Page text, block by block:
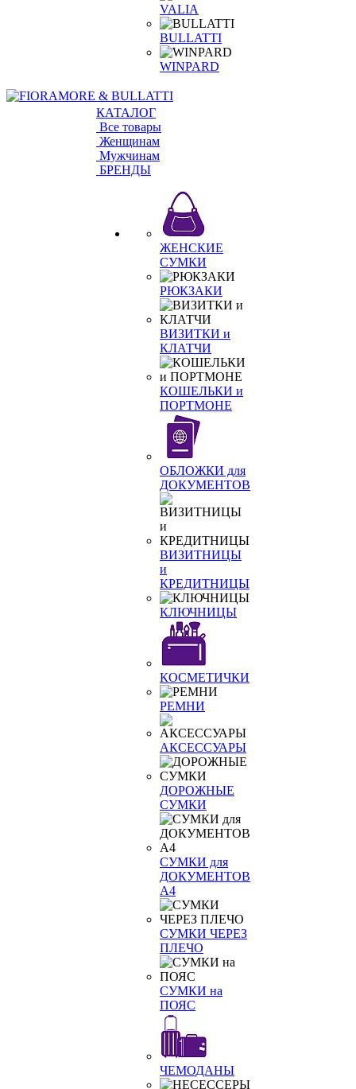
VALIA
BULLATTI
WINPARD
КАТАЛОГ
Все товары
Женщинам
Мужчинам
БРЕНДЫ
ЖЕНСКИЕ
СУМКИ
РЮКЗАКИ
ВИЗИТКИ и
КЛАТЧИ
КОШЕЛЬКИ и
ПОРТМОНЕ
ОБЛОЖКИ для
ДОКУМЕНТОВ
ВИЗИТНИЦЫ
и
КРЕДИТНИЦЫ
КЛЮЧНИЦЫ
КОСМЕТИЧКИ
РЕМНИ
АКСЕССУАРЫ
ДОРОЖНЫЕ
СУМКИ
СУМКИ для
ДОКУМЕНТОВ
А4
СУМКИ ЧЕРЕЗ
ПЛЕЧО
СУМКИ на
ПОЯС
ЧЕМОДАНЫ